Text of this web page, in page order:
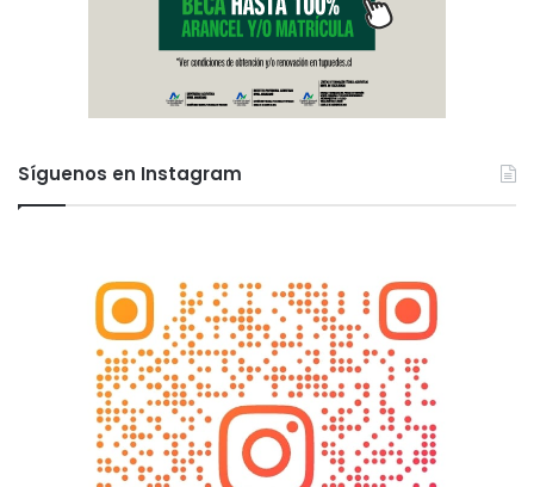
Síguenos en Instagram